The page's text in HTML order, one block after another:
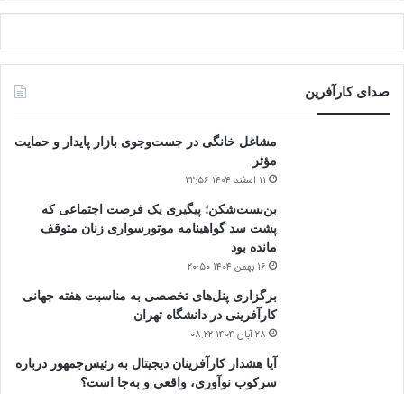
صدای کارآفرین
مشاغل خانگی در جست‌وجوی بازار پایدار و حمایت
مؤثر
۱۱ اسفند ۱۴۰۴ ۲۲:۵۶
بن‌بست‌شکن؛ پیگیری یک فرصت اجتماعی که
پشت سد گواهینامه موتورسواری زنان متوقف
مانده بود
۱۶ بهمن ۱۴۰۴ ۲۰:۵۰
برگزاری پنل‌های تخصصی به مناسبت هفته جهانی
کارآفرینی در دانشگاه تهران
۲۸ آبان ۱۴۰۴ ۰۸:۲۲
آیا هشدار کارآفرینان دیجیتال به رئیس‌جمهور درباره
سرکوب نوآوری، واقعی و به‌جا است؟